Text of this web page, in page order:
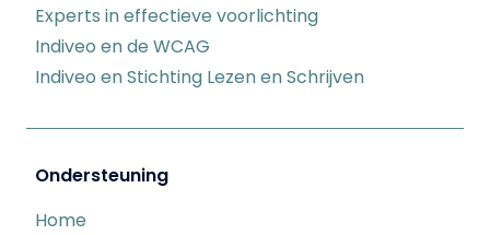
Experts in effectieve voorlichting
Indiveo en de WCAG
Indiveo en Stichting Lezen en Schrijven
Ondersteuning
Home